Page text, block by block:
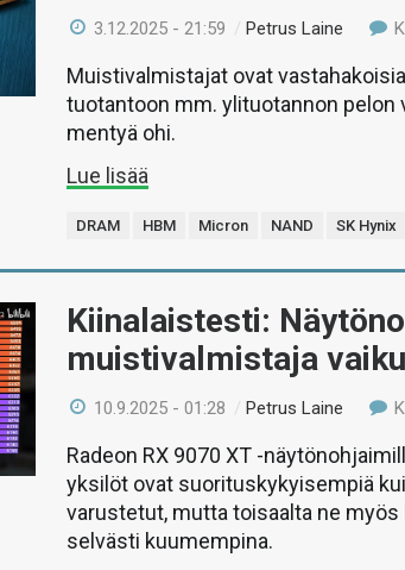
3.12.2025 - 21:59 /Petrus Laine
Muistivalmistajat ovat
tuotantoon mm. ylituotannon
mentyä ohi.
Lue lisää
DRAM HBM Micron NAND SK Hynix
Kiinalaistesti:
muistivalmistaja
10.9.2025 - 01:28 /Petrus Laine
Radeon RX 9070 XT -
yksilöt ovat suorituskykyisempiä
varustetut, mutta toisaalta ne
selvästi kuumempina.